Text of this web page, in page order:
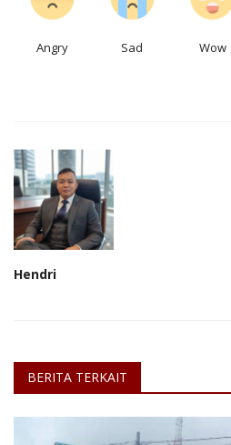
Angry Sad Wow
Hendri
BERITA TERKAIT